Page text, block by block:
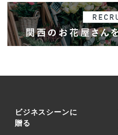
ビジネスシーンに
贈る